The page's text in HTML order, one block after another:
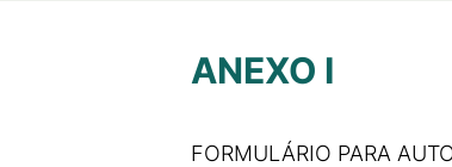
ANEXO I
FORMULÁRIO PARA